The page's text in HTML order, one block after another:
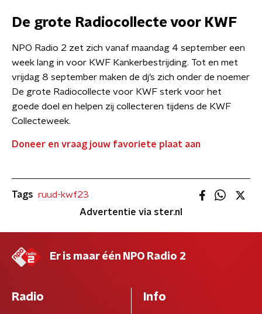
De grote Radiocollecte voor KWF
NPO Radio 2 zet zich vanaf maandag 4 september een
week lang in voor KWF Kankerbestrijding. Tot en met
vrijdag 8 september maken de dj’s zich onder de noemer
De grote Radiocollecte voor KWF sterk voor het
goede doel en helpen zij collecteren tijdens de KWF
Collecteweek.
Doneer en vraag jouw favoriete plaat aan
Tags ruud-kwf23
Advertentie via ster.nl
Er is maar één NPO Radio 2
Radio Info